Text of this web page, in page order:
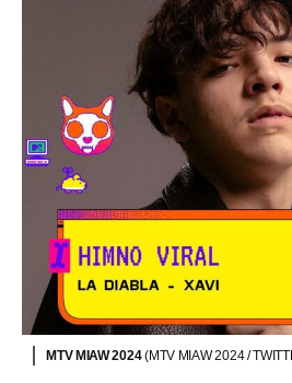
MTV MIAW 2024(MTV MIAW 2024 /